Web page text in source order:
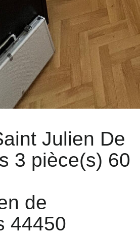
Julien De
3 pièce(s) 60
de
44450